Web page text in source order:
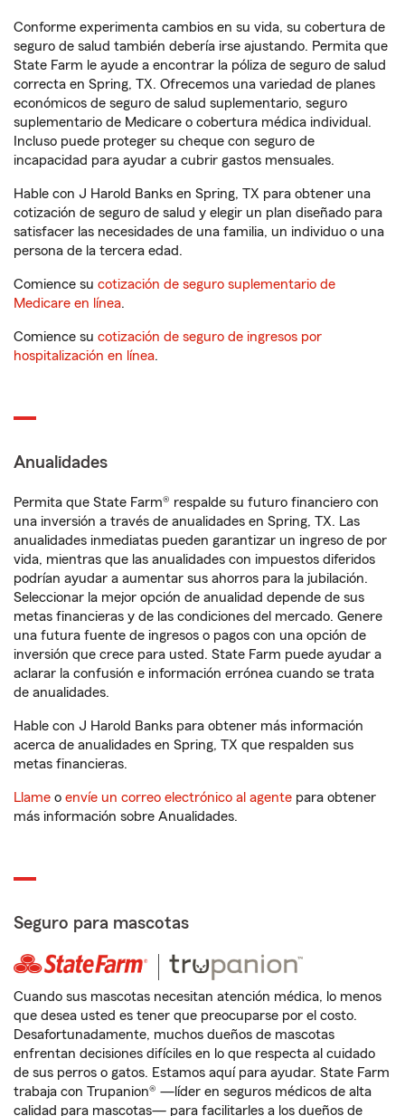
Conforme experimenta cambios en su vida, su cobertura de
seguro de salud también debería irse ajustando. Permita que
State Farm le ayude a encontrar la póliza de seguro de salud
correcta en Spring, TX. Ofrecemos una variedad de planes
económicos de seguro de salud suplementario, seguro
suplementario de Medicare o cobertura médica individual.
Incluso puede proteger su cheque con seguro de
incapacidad para ayudar a cubrir gastos mensuales.
Hable con J Harold Banks en Spring, TX para obtener una
cotización de seguro de salud y elegir un plan diseñado para
satisfacer las necesidades de una familia, un individuo o una
persona de la tercera edad.
Comience su cotización de seguro suplementario de
Medicare en línea.
Comience su cotización de seguro de ingresos por
hospitalización en línea.
Anualidades
Permita que State Farm® respalde su futuro financiero con
una inversión a través de anualidades en Spring, TX. Las
anualidades inmediatas pueden garantizar un ingreso de por
vida, mientras que las anualidades con impuestos diferidos
podrían ayudar a aumentar sus ahorros para la jubilación.
Seleccionar la mejor opción de anualidad depende de sus
metas financieras y de las condiciones del mercado. Genere
una futura fuente de ingresos o pagos con una opción de
inversión que crece para usted. State Farm puede ayudar a
aclarar la confusión e información errónea cuando se trata
de anualidades.
Hable con J Harold Banks para obtener más información
acerca de anualidades en Spring, TX que respalden sus
metas financieras.
Llame o envíe un correo electrónico al agente para obtener
más información sobre Anualidades.
Seguro para mascotas
Cuando sus mascotas necesitan atención médica, lo menos
que desea usted es tener que preocuparse por el costo.
Desafortunadamente, muchos dueños de mascotas
enfrentan decisiones difíciles en lo que respecta al cuidado
de sus perros o gatos. Estamos aquí para ayudar. State Farm
trabaja con Trupanion® —líder en seguros médicos de alta
calidad para mascotas— para facilitarles a los dueños de